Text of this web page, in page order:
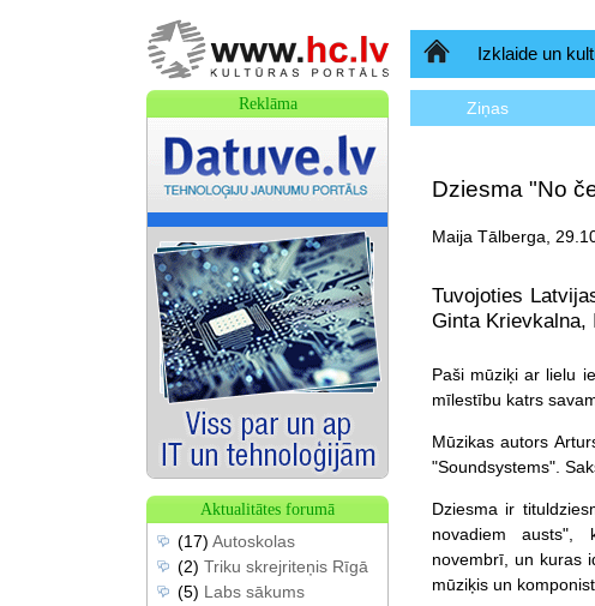
SākumlapaIzklaide un
Ziņas
Dziesma "No
Maija Tālberga,
Tuvojoties
Ginta Krievkalna,
Paši mūziķi ar lielu
mīlestību katrs
Mūzikas autors
"Soundsystems".
Dziesma ir
novadiem austs",
novembrī, un kuras
mūziķis un
Reklāma
Aktualitātes forumā
(17) Autoskolas
(2) Triku skrejriteņis Rīgā
(5) Labs sākums